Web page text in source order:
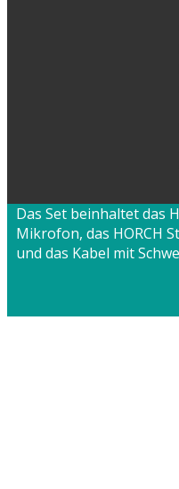
Das Set beinhaltet das
Mikrofon, das HORCH
und das Kabel mit